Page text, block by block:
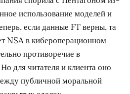
использование моделей и
если данные FT верны, та
NSA в кибероперационном
противоречие в
для читателя и клиента оно
публичной моральной